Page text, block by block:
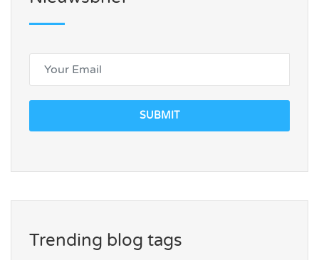
SUBMIT
Trending blog tags